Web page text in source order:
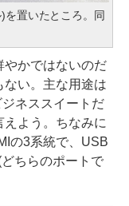
置いたところ。同
かではないのだ
ない。主な用途は
ネススイートだ
よう。ちなみに
の3系統で、USB
ちらのポートで